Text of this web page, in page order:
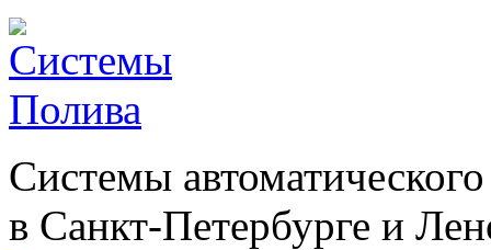
Системы
в Санкт-Петербурге и